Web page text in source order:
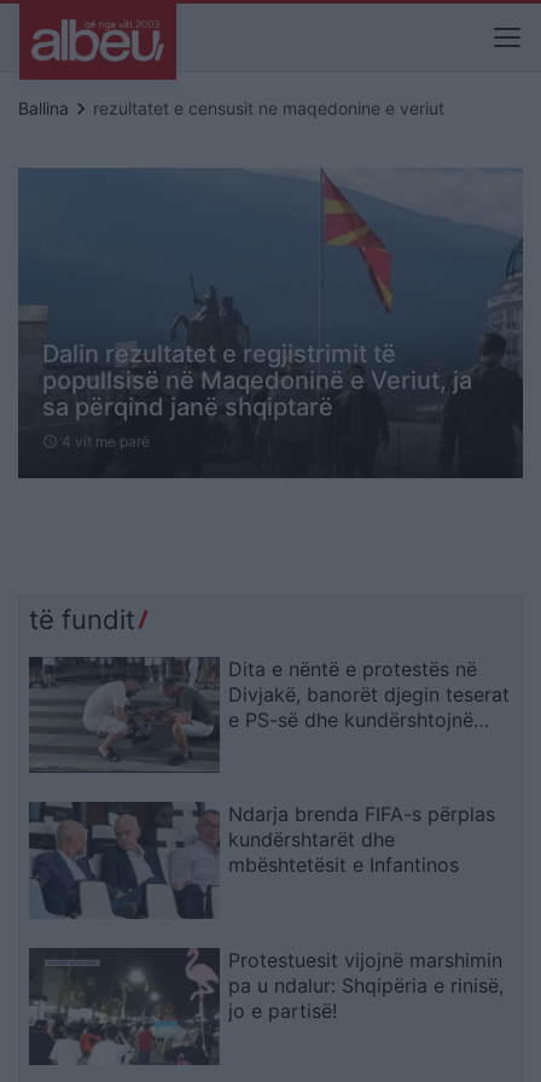
Ballina keyboard_arrow_right rezultatet e censusit ne maqedonine e veriut
Dalin rezultatet e regjistrimit të
popullsisë në Maqedoninë e Veriut, ja
sa përqind janë shqiptarë
schedule 4 vit me parë
të fundit
Dita e nëntë e protestës në
Divjakë, banorët djegin teserat
e PS-së dhe kundërshtojnë
Ndarja brenda FIFA-s përplas
kundërshtarët dhe
mbështetësit e Infantinos
Protestuesit vijojnë marshimin
pa u ndalur: Shqipëria e rinisë,
jo e partisë!